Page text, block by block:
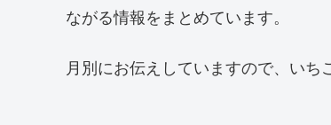
ながる情報をまとめています。
月別にお伝えしていますので、いち